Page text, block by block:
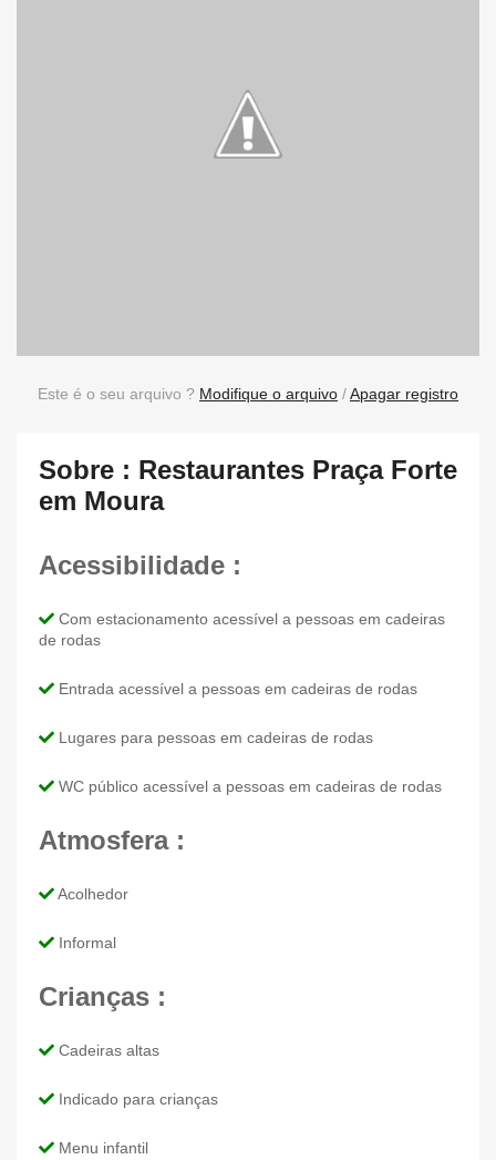
Este é o seu arquivo ? Modifique o arquivo /Apagar registro
Sobre : Restaurantes Praça Forte
em Moura
Acessibilidade :
Com estacionamento acessível a pessoas em cadeiras
de rodas
Entrada acessível a pessoas em cadeiras de rodas
Lugares para pessoas em cadeiras de rodas
WC público acessível a pessoas em cadeiras de rodas
Atmosfera :
Acolhedor
Informal
Crianças :
Cadeiras altas
Indicado para crianças
Menu infantil